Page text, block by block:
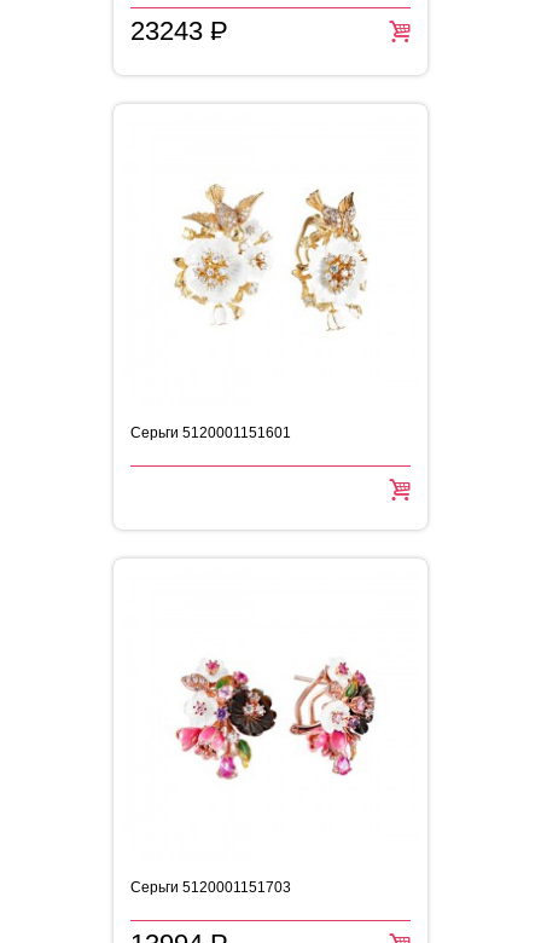
23243 =
P
Серьги 5120001151601
Серьги 5120001151703